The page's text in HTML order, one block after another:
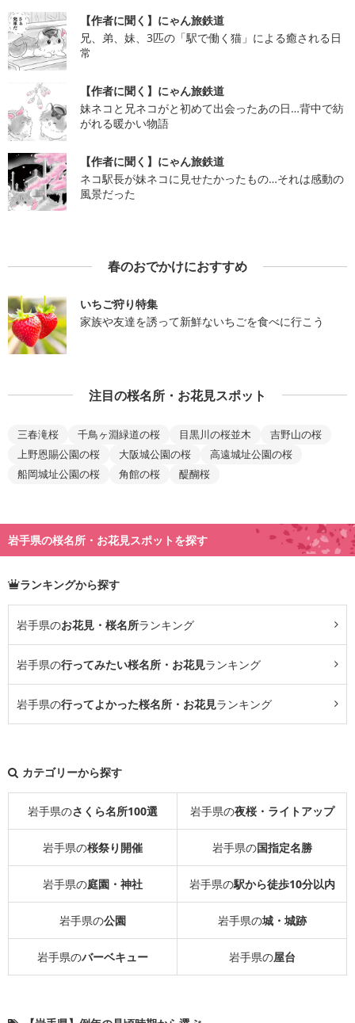
【作者に聞く】にゃん旅鉄道
兄、弟、妹、3匹の「駅で働く猫」による癒される日
常
【作者に聞く】にゃん旅鉄道
妹ネコと兄ネコがと初めて出会ったあの日…背中で紡
がれる暖かい物語
【作者に聞く】にゃん旅鉄道
ネコ駅長が妹ネコに見せたかったもの…それは感動の
風景だった
春のおでかけにおすすめ
いちご狩り特集
家族や友達を誘って新鮮ないちごを食べに行こう
注目の桜名所・お花見スポット
三春滝桜 千鳥ヶ淵緑道の桜 目黒川の桜並木
吉野山の桜
上野恩賜公園の桜
大阪城公園の桜
高遠城址公園の桜
船岡城址公園の桜
角館の桜 醍醐桜
岩手県の桜名所・お花見スポットを探す
ランキングから探す
岩手県のお花見・桜名所ランキング
岩手県の行ってみたい桜名所・お花見ランキング
岩手県の行ってよかった桜名所・お花見ランキング
カテゴリーから探す
岩手県のさくら名所100選 岩手県の夜桜・ライトアップ
岩手県の桜祭り開催 岩手県の国指定名勝
岩手県の庭園・神社 岩手県の駅から徒歩10分以内
岩手県の公園 岩手県の城・城跡
岩手県のバーベキュー 岩手県の屋台